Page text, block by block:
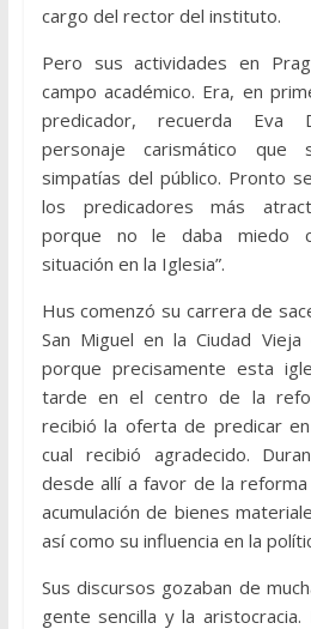
cargo del rector del instituto.
Pero sus actividades en
campo académico. Era, en
predicador, recuerda Eva
personaje carismático
simpatías del público. Pronto
los predicadores más
porque no le daba miedo
situación en la Iglesia”.
Hus comenzó su carrera de
San Miguel en la Ciudad
porque precisamente esta
tarde en el centro de la
recibió la oferta de predicar
cual recibió agradecido.
desde allí a favor de la
acumulación de bienes
así como su influencia en la
Sus discursos gozaban de
gente sencilla y la